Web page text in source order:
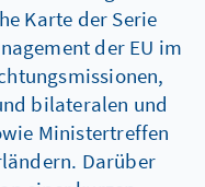
Karte der Serie
der EU im
bilateralen und
Ministertreffen
Darüber